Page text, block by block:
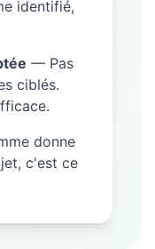
identifié,
— Pas
ciblés.
donne
c'est ce